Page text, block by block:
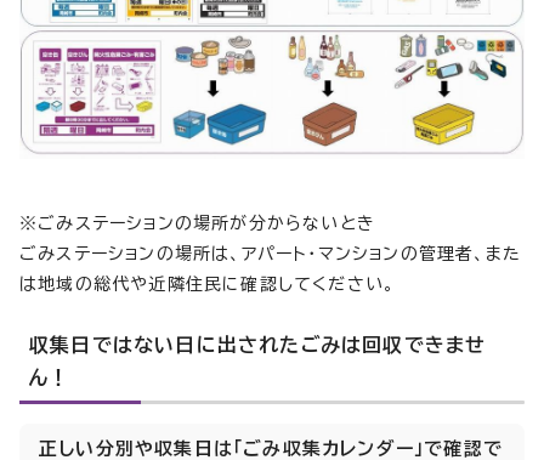
※ごみステーションの場所が分からないとき
ごみステーションの場所は、アパート・マンションの管理者、また
は地域の総代や近隣住民に確認してください。
収集日ではない日に出されたごみは回収できませ
ん！
正しい分別や収集日は「ごみ収集カレンダー」で確認で